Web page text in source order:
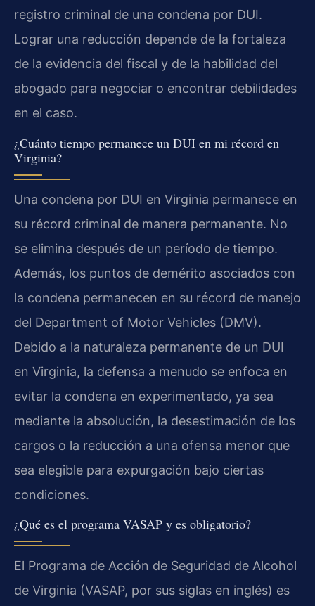
registro criminal de una condena por DUI.
Lograr una reducción depende de la fortaleza
de la evidencia del fiscal y de la habilidad del
abogado para negociar o encontrar debilidades
en el caso.
¿Cuánto tiempo permanece un DUI en mi récord en
Virginia?
Una condena por DUI en Virginia permanece en
su récord criminal de manera permanente. No
se elimina después de un período de tiempo.
Además, los puntos de demérito asociados con
la condena permanecen en su récord de manejo
del Department of Motor Vehicles (DMV).
Debido a la naturaleza permanente de un DUI
en Virginia, la defensa a menudo se enfoca en
evitar la condena en experimentado, ya sea
mediante la absolución, la desestimación de los
cargos o la reducción a una ofensa menor que
sea elegible para expurgación bajo ciertas
condiciones.
¿Qué es el programa VASAP y es obligatorio?
El Programa de Acción de Seguridad de Alcohol
de Virginia (VASAP, por sus siglas en inglés) es